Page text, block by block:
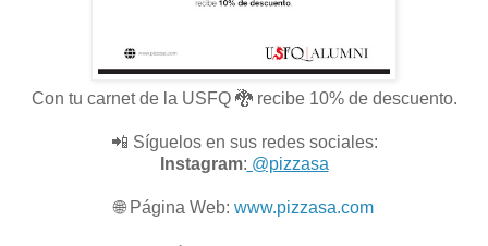
Con tu carnet de la USFQ 🐉 recibe 10% de descuento.
📲 Síguelos en sus redes sociales:
Instagram: @pizzasa
🌐 Página Web: www.pizzasa.com